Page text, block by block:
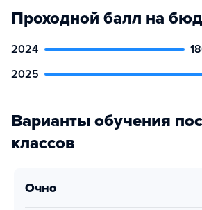
Проходной балл на
2024
2025
Варианты обучения
классов
очно